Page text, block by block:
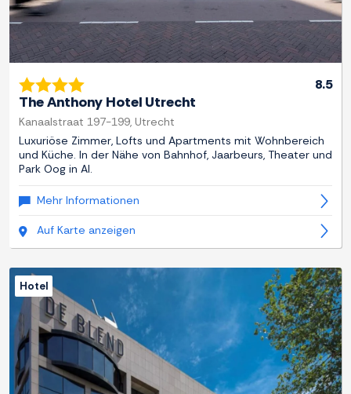
8.5
The Anthony Hotel Utrecht
Kanaalstraat 197-199, Utrecht
Luxuriöse Zimmer, Lofts und Apartments mit Wohnbereich
und Küche. In der Nähe von Bahnhof, Jaarbeurs, Theater und
Park Oog in Al.
Mehr Informationen
Auf Karte anzeigen
Hotel